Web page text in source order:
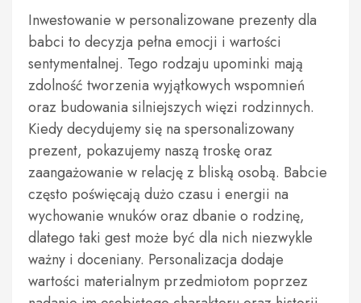
Inwestowanie w personalizowane prezenty dla
babci to decyzja pełna emocji i wartości
sentymentalnej. Tego rodzaju upominki mają
zdolność tworzenia wyjątkowych wspomnień
oraz budowania silniejszych więzi rodzinnych.
Kiedy decydujemy się na spersonalizowany
prezent, pokazujemy naszą troskę oraz
zaangażowanie w relację z bliską osobą. Babcie
często poświęcają dużo czasu i energii na
wychowanie wnuków oraz dbanie o rodzinę,
dlatego taki gest może być dla nich niezwykle
ważny i doceniany. Personalizacja dodaje
wartości materialnym przedmiotom poprzez